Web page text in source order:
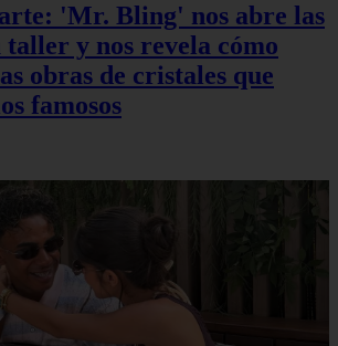
'Mr. Bling' nos abre las
taller y nos revela cómo
obras de cristales que
famosos